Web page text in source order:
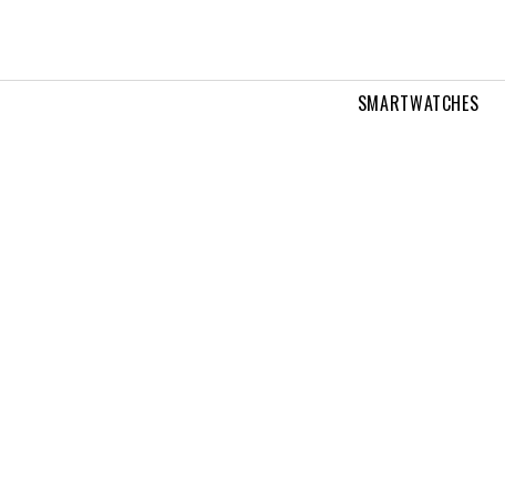
SMARTWATCHES